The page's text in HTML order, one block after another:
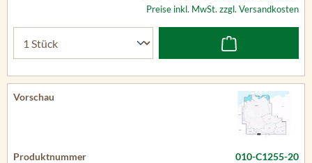
Preise inkl. MwSt. zzgl. Versandkosten
010-C1255-20